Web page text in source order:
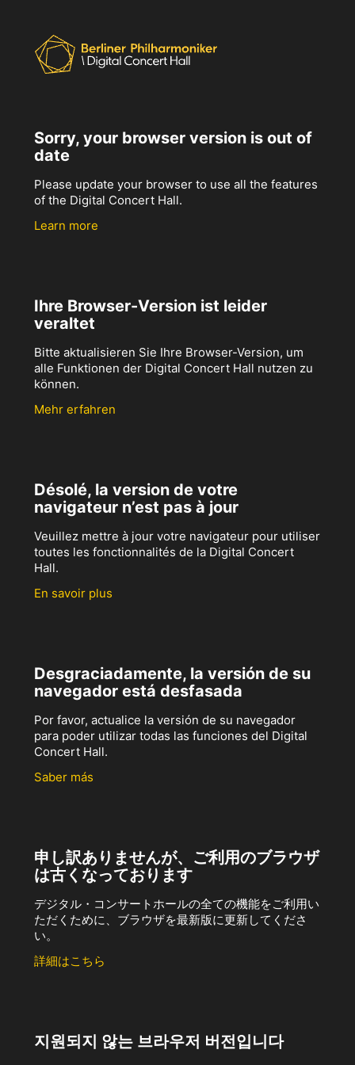
Sorry, your browser version is out of
date
Please update your browser to use all the features
of the Digital Concert Hall.
Learn more
Ihre Browser-Version ist leider
veraltet
Bitte aktualisieren Sie Ihre Browser-Version, um
alle Funktionen der Digital Concert Hall nutzen zu
können.
Mehr erfahren
Désolé, la version de votre
navigateur n’est pas à jour
Veuillez mettre à jour votre navigateur pour utiliser
toutes les fonctionnalités de la Digital Concert
Hall.
En savoir plus
Desgraciadamente, la versión de su
navegador está desfasada
Por favor, actualice la versión de su navegador
para poder utilizar todas las funciones del Digital
Concert Hall.
Saber más
申し訳ありませんが、ご利用のブラウザ
は古くなっております
デジタル・コンサートホールの全ての機能をご利用い
ただくために、ブラウザを最新版に更新してくださ
い。
詳細はこちら
지원되지 않는 브라우저 버전입니다